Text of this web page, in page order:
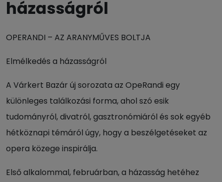
házasságról
OPERANDI – AZ ARANYMŰVES BOLTJA
Elmélkedés a házasságról
A Várkert Bazár új sorozata az OpeRandi egy
különleges találkozási forma, ahol szó esik
tudományról, divatról, gasztronómiáról és sok egyéb
hétköznapi témáról úgy, hogy a beszélgetéseket az
opera közege inspirálja.
Első alkalommal, februárban, a házasság hetéhez